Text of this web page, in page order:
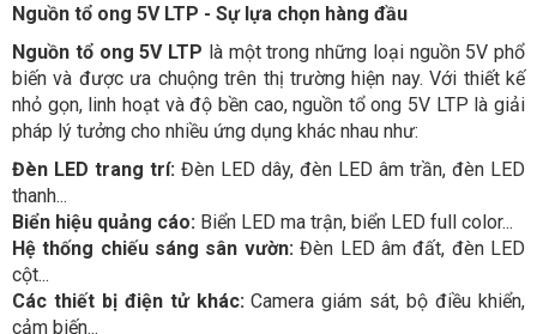
Nguồn tổ ong 5V LTP - Sự lựa chọn hàng đầu
Nguồn tổ ong 5V LTP là một trong những loại nguồn 5V phổ
biến và được ưa chuộng trên thị trường hiện nay. Với thiết kế
nhỏ gọn, linh hoạt và độ bền cao, nguồn tổ ong 5V LTP là giải
pháp lý tưởng cho nhiều ứng dụng khác nhau như:
Đèn LED trang trí: Đèn LED dây, đèn LED âm trần, đèn LED
thanh...
Biển hiệu quảng cáo: Biển LED ma trận, biển LED full color...
Hệ thống chiếu sáng sân vườn:Đèn LED âm đất, đèn LED
cột...
Các thiết bị điện tử khác:Camera giám sát, bộ điều khiển,
cảm biến...